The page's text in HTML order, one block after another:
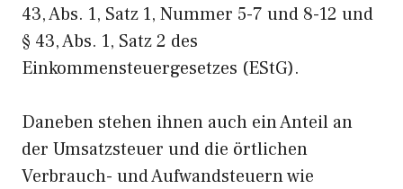
43, Abs. 1, Satz 1, Nummer 5-7 und 8-12 und
§ 43, Abs. 1, Satz 2 des
Einkommensteuergesetzes (EStG).
Daneben stehen ihnen auch ein Anteil an
der Umsatzsteuer und die örtlichen
Verbrauch- und Aufwandsteuern wie